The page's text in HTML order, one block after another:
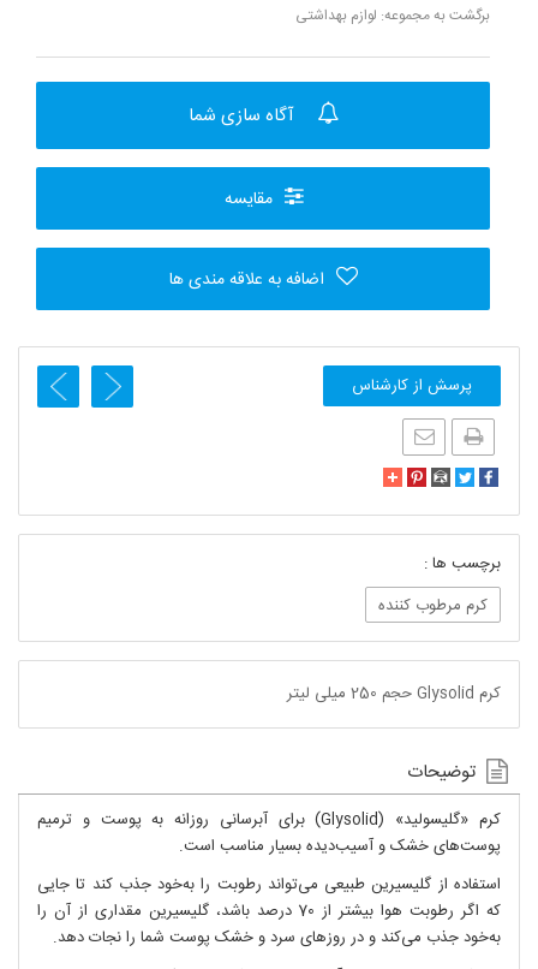
برگشت به مجموعه: لوازم بهداشتی
آگاه سازی شما
مقایسه
اضافه به علاقه مندی ها
پرسش از کارشناس
برچسب ها :
کرم مرطوب کننده
کرم Glysolid حجم 250 میلی لیتر
توضیحات
کرم «گلیسولید» (Glysolid) برای آبرسانی روزانه به پوست‌ و ترمیم
پوست‌های خشک و آسیب‌دیده بسیار مناسب است.
استفاده از گلیسیرین طبیعی می‌تواند رطوبت را به‌خود جذب کند تا جایی
که اگر رطوبت هوا بیشتر از 70 درصد باشد، گلیسیرین مقداری از آن را
به‌خود جذب می‌کند و در روزهای سرد و خشک پوست شما را نجات دهد.